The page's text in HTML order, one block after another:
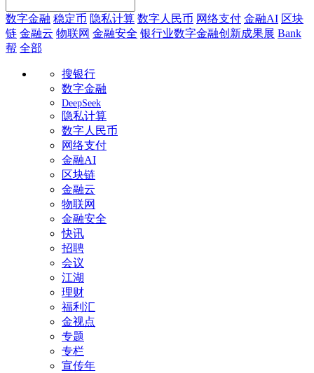
数字金融 稳定币 隐私计算 数字人民币 网络支付 金融AI 区块
链 金融云 物联网 金融安全 银行业数字金融创新成果展 Bank
帮 全部
搜银行
数字金融
DeepSeek
隐私计算
数字人民币
网络支付
金融AI
区块链
金融云
物联网
金融安全
快讯
招聘
会议
江湖
理财
福利汇
金视点
专题
专栏
宣传年